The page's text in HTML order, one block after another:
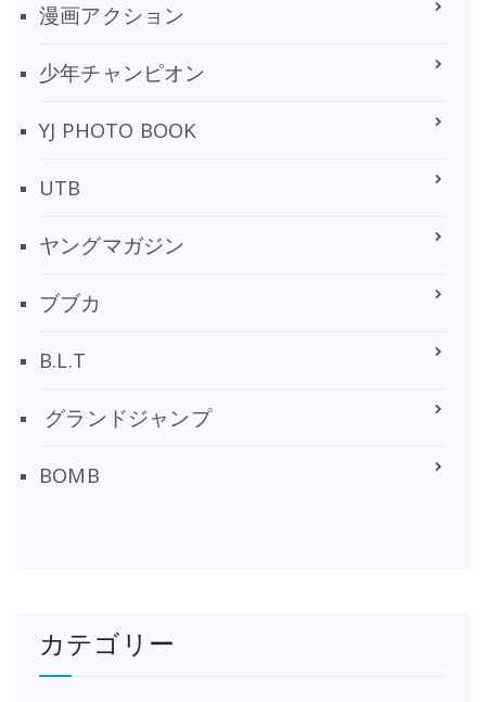
漫画アクション
少年チャンピオン
YJ PHOTO BOOK
UTB
ヤングマガジン
ブブカ
B.L.T
グランドジャンプ
BOMB
カテゴリー